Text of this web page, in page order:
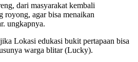
dari masyarakat kembali
royong, agar bisa menaikan
ungkapnya.
Lokasi edukasi bukit pertapaan bisa
warga blitar (Lucky).